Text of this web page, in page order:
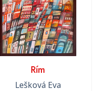
Rím
Lešková Eva